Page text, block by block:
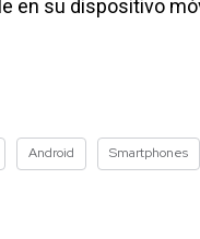
en su dispositivo
Android Smartphones